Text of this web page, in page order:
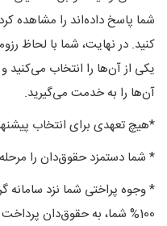
شما پاسخ داده‌اند را مشاهده
کنید. در نهایت، شما با لحاظ
یکی از آن‌ها را انتخاب می‌کنید
آن‌ها را به خدمت می‌گیرید.
*هیچ تعهدی برای انتخاب
* شما دستمزد حقوق‌دان را
* وجوه پراختی شما نزد سامانه
100% شما، به حقوق‌دان پرداخت می‌شود.